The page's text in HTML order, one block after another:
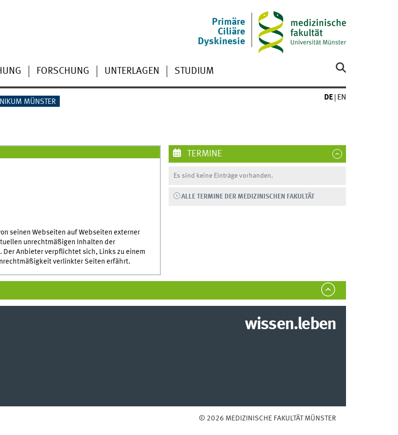
Primäre
Ciliäre
Dyskinesie
FORSCHUNG UNTERLAGEN STUDIUM
MÜNSTER
DE EN
seinen Webseiten auf Webseiten externer
unrechtmäßigen Inhalten der
Anbieter verpflichtet sich, Links zu einem
verlinkter Seiten erfährt.
TERMINE
Es sind keine Einträge vorhanden.
ALLE TERMINE DER MEDIZINISCHEN FAKULTÄT
wissen.leben
© 2026 MEDIZINISCHE FAKULTÄT MÜNSTER